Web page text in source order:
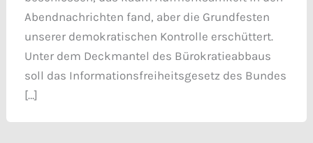
Abendnachrichten fand, aber die Grundfesten
unserer demokratischen Kontrolle erschüttert.
Unter dem Deckmantel des Bürokratieabbaus
soll das Informationsfreiheitsgesetz des Bundes
[…]